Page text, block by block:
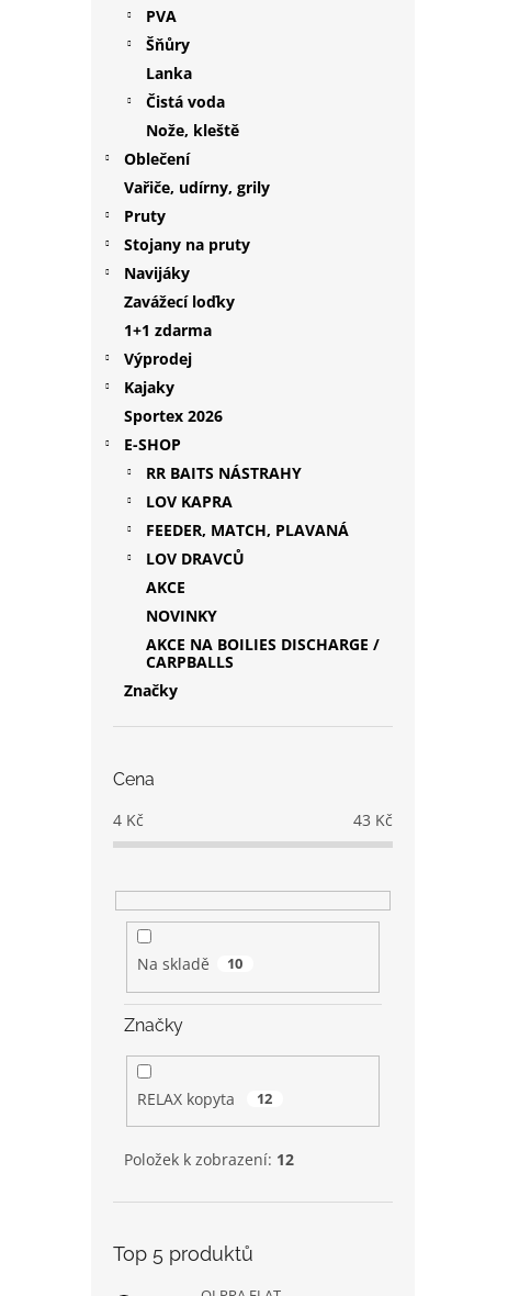
PVA
Šňůry
Lanka
Čistá voda
Nože, kleště
Oblečení
Vařiče, udírny, grily
Pruty
Stojany na pruty
Navijáky
Zavážecí loďky
1+1 zdarma
Výprodej
Kajaky
Sportex 2026
E-SHOP
RR BAITS NÁSTRAHY
LOV KAPRA
FEEDER, MATCH, PLAVANÁ
LOV DRAVCŮ
AKCE
NOVINKY
AKCE NA BOILIES DISCHARGE /
CARPBALLS
Značky
Cena
4 Kč 43 Kč
Na skladě 10
Značky
RELAX kopyta 12
Položek k zobrazení: 12
Top 5 produktů